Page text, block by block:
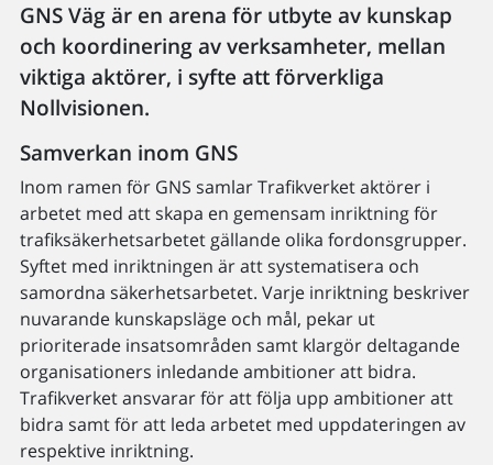
GNS Väg är en arena för utbyte av kunskap
och koordinering av verksamheter, mellan
viktiga aktörer, i syfte att förverkliga
Nollvisionen.
Samverkan inom GNS
Inom ramen för GNS samlar Trafikverket aktörer i
arbetet med att skapa en gemensam inriktning för
trafiksäkerhetsarbetet gällande olika fordonsgrupper.
Syftet med inriktningen är att systematisera och
samordna säkerhetsarbetet. Varje inriktning beskriver
nuvarande kunskapsläge och mål, pekar ut
prioriterade insatsområden samt klargör deltagande
organisationers inledande ambitioner att bidra.
Trafikverket ansvarar för att följa upp ambitioner att
bidra samt för att leda arbetet med uppdateringen av
respektive inriktning.